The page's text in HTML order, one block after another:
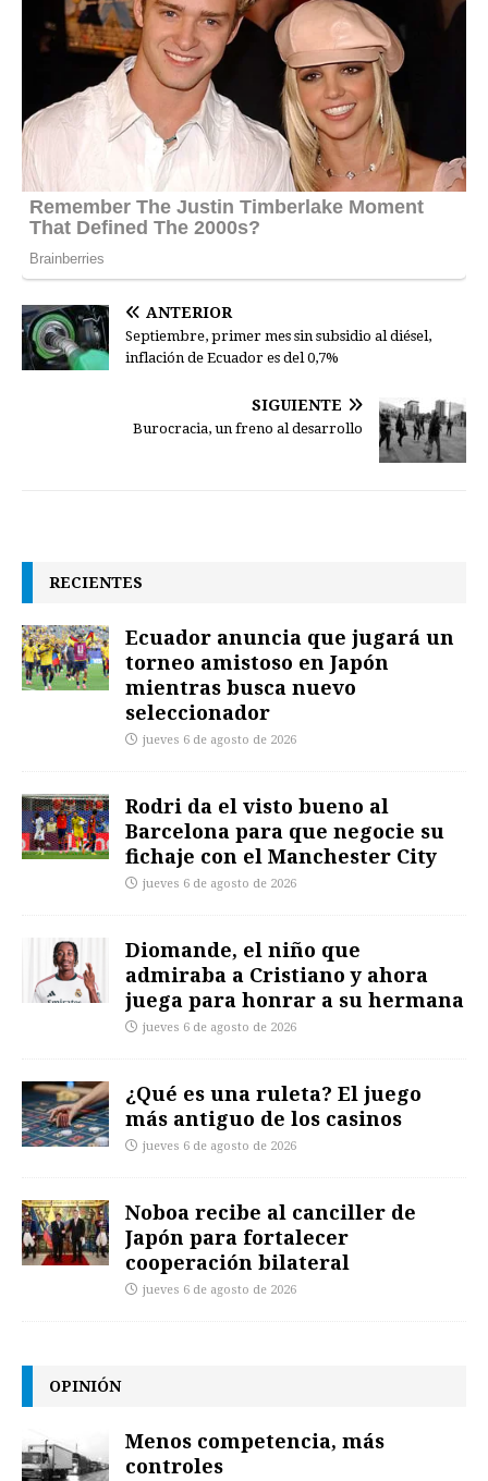
ANTERIOR
Septiembre, primer mes sin subsidio al diésel,
inflación de Ecuador es del 0,7%
SIGUIENTE
Burocracia, un freno al desarrollo
RECIENTES
Ecuador anuncia que jugará un
torneo amistoso en Japón
mientras busca nuevo
seleccionador
jueves 6 de agosto de 2026
Rodri da el visto bueno al
Barcelona para que negocie su
fichaje con el Manchester City
jueves 6 de agosto de 2026
Diomande, el niño que
admiraba a Cristiano y ahora
juega para honrar a su hermana
jueves 6 de agosto de 2026
¿Qué es una ruleta? El juego
más antiguo de los casinos
jueves 6 de agosto de 2026
Noboa recibe al canciller de
Japón para fortalecer
cooperación bilateral
jueves 6 de agosto de 2026
OPINIÓN
Menos competencia, más
controles